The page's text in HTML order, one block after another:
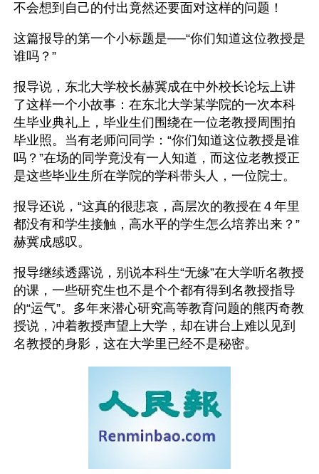
不会想到自己的付出竟然还要面对这样的问题！
这篇报导的第一个小标题是──“你们知道这位教授是
谁吗？”
报导说，东北大学校长赫冀成在中外校长论坛上讲
了这样一个小故事：在东北大学某学院的一次本科
生毕业典礼上，毕业生们围绕在一位老教授周围拍
毕业照。当有老师问同学：“你们知道这位教授是谁
吗？”在场的同学竟没有一人知道，而这位老教授正
是这些毕业生所在学院的学科带头人，一位院士。
报导还说，“这真的很悲哀，高层次的教授在４年里
都没有和学生接触，高水平的学生怎么培养出来？”
赫冀成感叹。
报导继续透露说，别说本科生“无缘”在大学听名教授
的课，一些研究生也不是个个都有得到名教授指导
的“运气”。多年来潜心研究高等教育问题的熊丙奇教
授说，冲着教授声望上大学，却在讲台上难以见到
名教授的身影，这在大学里已经不是秘密。